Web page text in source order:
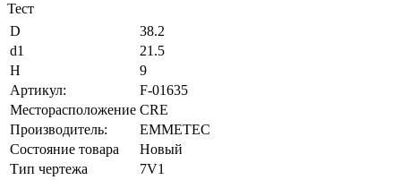
Тест
D
38.2
d1
21.5
H
9
Артикул:
F-01635
Месторасположение CRE
Производитель:
EMMETEC
Состояние товара
Новый
Тип чертежа
7V1